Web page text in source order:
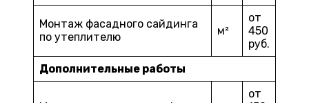
Монтаж фасадного сайдинга
по утеплителю
м²
от
450
руб.
Дополнительные работы
от